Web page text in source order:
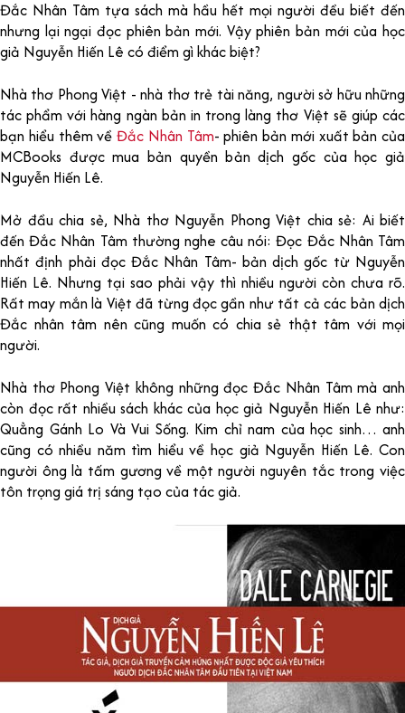
Đắc Nhân Tâm tựa sách mà hầu hết mọi người đều biết đến
nhưng lại ngại đọc phiên bản mới. Vậy phiên bản mới của học
giả Nguyễn Hiến Lê có điểm gì khác biệt?
Nhà thơ Phong Việt - nhà thơ trẻ tài năng, người sở hữu những
tác phẩm với hàng ngàn bản in trong làng thơ Việt sẽ giúp các
bạn hiểu thêm về Đắc Nhân Tâm- phiên bản mới xuất bản của
MCBooks được mua bản quyền bản dịch gốc của học giả
Nguyễn Hiến Lê.
Mở đầu chia sẻ, Nhà thơ Nguyễn Phong Việt chia sẻ: Ai biết
đến Đắc Nhân Tâm thường nghe câu nói: Đọc Đắc Nhân Tâm
nhất định phải đọc Đắc Nhân Tâm- bản dịch gốc từ Nguyễn
Hiến Lê. Nhưng tại sao phải vậy thì nhiều người còn chưa rõ.
Rất may mắn là Việt đã từng đọc gần như tất cả các bản dịch
Đắc nhân tâm nên cũng muốn có chia sẻ thật tâm với mọi
người.
Nhà thơ Phong Việt không những đọc Đắc Nhân Tâm mà anh
còn đọc rất nhiều sách khác của học giả Nguyễn Hiến Lê như:
Quẳng Gánh Lo Và Vui Sống. Kim chỉ nam của học sinh… anh
cũng có nhiều năm tìm hiểu về học giả Nguyễn Hiến Lê. Con
người ông là tấm gương về một người nguyên tắc trong việc
tôn trọng giá trị sáng tạo của tác giả.